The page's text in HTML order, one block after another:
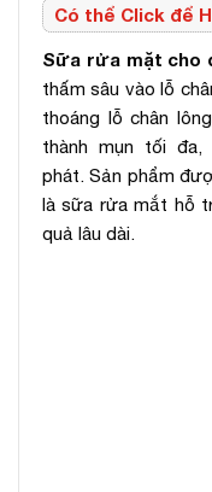
Có thể Click để
Sữa rửa mặt cho
thấm sâu vào lỗ
thoáng lỗ chân
thành mụn tối đa,
phát. Sản phẩm
là sữa rửa mắt hỗ
quả lâu dài.